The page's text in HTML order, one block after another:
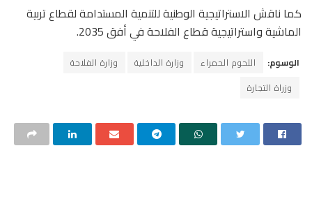
كما ناقش الاستراتيجية الوطنية للتنمية المستدامة لقطاع تربية
الماشية واستراتيجية قطاع الفلاحة في أفق 2035.
الوسوم: اللحوم الحمراء وزارة الداخلية
وزارة الفلاحة
وزراة التجارة